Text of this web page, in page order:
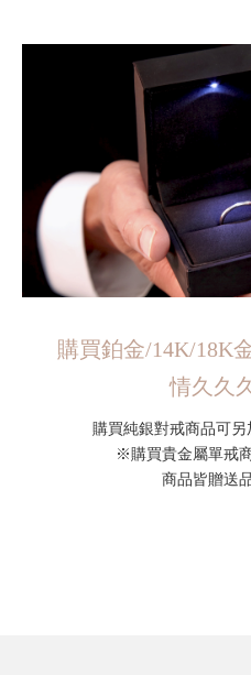
購買鉑金/14K/18K
情久久
購買純銀對戒商品可
※購買貴金屬單戒
商品皆贈送